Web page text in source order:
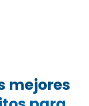
mejores